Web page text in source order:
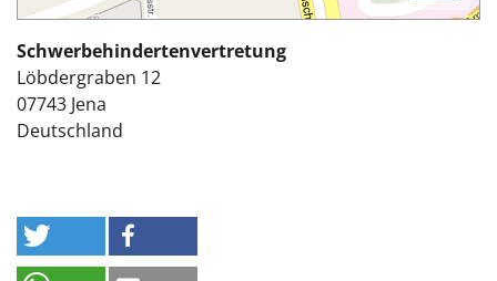
Schwerbehindertenvertretung
Löbdergraben 12
07743 Jena
Deutschland